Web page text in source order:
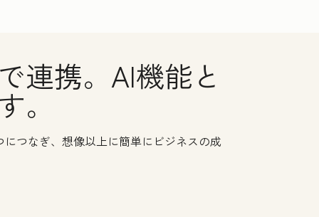
連携。AI機能と
つなぎ、想像以上に簡単にビジネスの成